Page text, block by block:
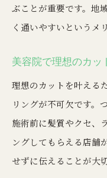
カット専門
安さと仕上がり
美容院で安
美容院の割
カット重視
美容院のコ
ぶことが重要です。地
く通いやすいというメ
美容院で理想のカッ
理想のカットを叶える
リングが不可欠です。
施術前に髪質やクセ、
ングしてもらえる店舗
せずに伝えることが大切